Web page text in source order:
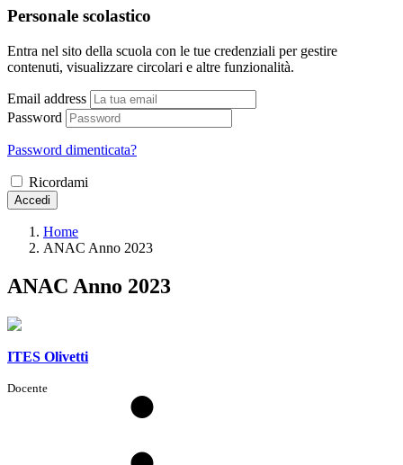
Personale scolastico
Entra nel sito della scuola con le tue credenziali per gestire
contenuti, visualizzare circolari e altre funzionalità.
Email address
Password
Password dimenticata?
Ricordami
Accedi
Home
ANAC Anno 2023
ANAC Anno 2023
ITES Olivetti
Docente